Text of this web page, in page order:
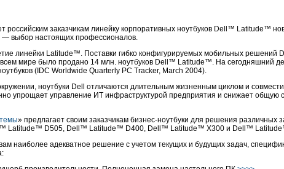
российским заказчикам линейку корпоративных ноутбуков Dell™ Latitude™
— выбор настоящих профессионалов.
линейки Latitude™. Поставки гибко конфигурируемых мобильных решений
всем мире было продано 14 млн. ноутбуков Dell™ Latitude™. На сегодняшний
(IDC Worldwide Quarterly PC Tracker, March 2004).
ноутбуки Dell отличаются длительным жизненным циклом и
упрощает управление ИТ инфраструктурой предприятия и снижает общую
» предлагает своим заказчикам бизнес-ноутбуки для решения различных
Latitude™ D505, Dell™ Latitude™ D400, Dell™ Latitude™ X300 и Dell™
наиболее адекватное решение с учетом текущих и будущих задач,